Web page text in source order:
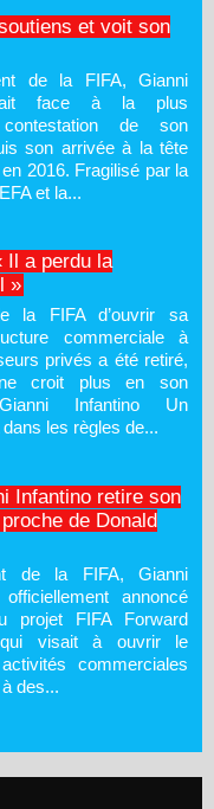
et voit son
de la FIFA, Gianni
fait face à la plus
contestation de son
son arrivée à la tête
2016. Fragilisé par la
et la...
Il a perdu la
»
la FIFA d’ouvrir sa
commerciale à
privés a été retiré,
croit plus en son
Infantino Un
les règles de...
Infantino retire son
de Donald
de la FIFA, Gianni
annoncé
projet FIFA Forward
qui visait à ouvrir le
commerciales
des...